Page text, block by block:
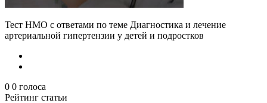
Тест НМО с ответами по теме Диагностика и лечение
артериальной гипертензии у детей и подростков
0 0 голоса
Рейтинг статьи